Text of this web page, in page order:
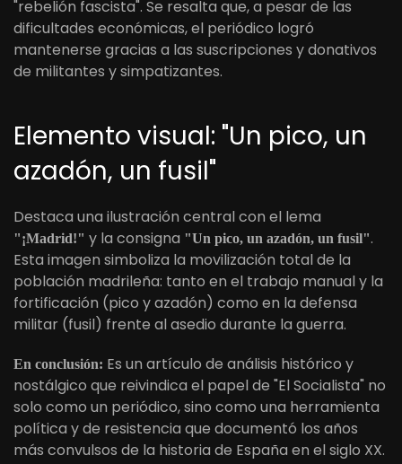
"rebelión fascista". Se resalta que, a pesar de las
dificultades económicas, el periódico logró
mantenerse gracias a las suscripciones y donativos
de militantes y simpatizantes.
Elemento visual: "Un pico, un
azadón, un fusil"
Destaca una ilustración central con el lema
"¡Madrid!" y la consigna "Un pico, un azadón, un fusil".
Esta imagen simboliza la movilización total de la
población madrileña: tanto en el trabajo manual y la
fortificación (pico y azadón) como en la defensa
militar (fusil) frente al asedio durante la guerra.
En conclusión: Es un artículo de análisis histórico y
nostálgico que reivindica el papel de "El Socialista" no
solo como un periódico, sino como una herramienta
política y de resistencia que documentó los años
más convulsos de la historia de España en el siglo XX.